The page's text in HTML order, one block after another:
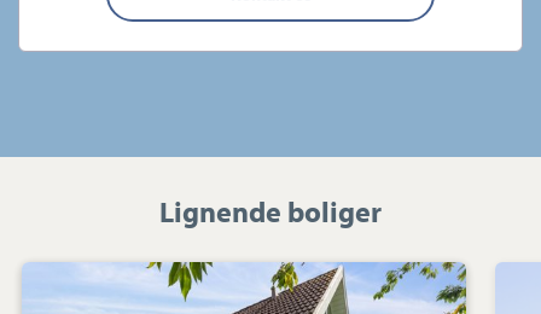
Lignende boliger
Villa:
Korsbakken